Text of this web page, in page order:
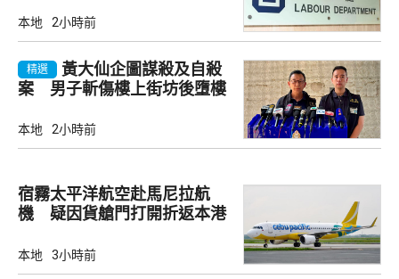
本地 2小時前
精選
黃大仙企圖謀殺及自殺
案 男子斬傷樓上街坊後墮樓
本地 2小時前
宿霧太平洋航空赴馬尼拉航
機 疑因貨艙門打開折返本港
本地 3小時前